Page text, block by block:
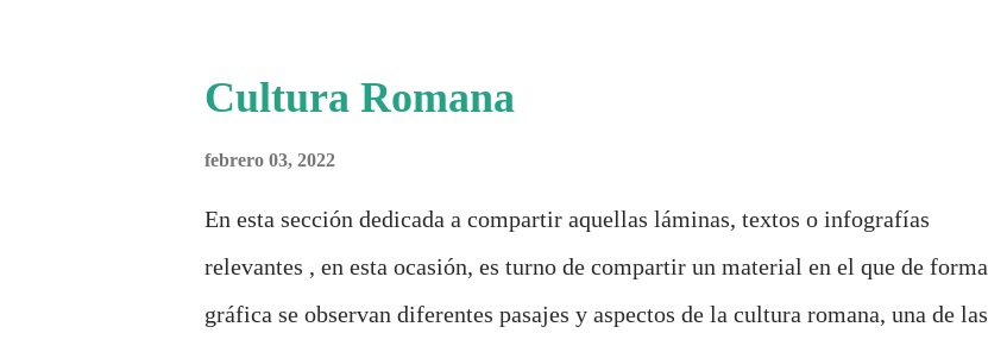
punto de quiebre?" Este especial de Pancracio Deportivo no busca decir
únicamente quién ganó o quién perdió. Busca responder si este Mundial marcó
un antes y un después en la forma de entender el deporte, la identidad nacional, la
globalización, la comercialización y el papel del fútbol como reflejo de nuestras
sociedades . Son 230 páginas de análisis, ilustraciones originales y ...
Cultura Romana
febrero 03, 2022
En esta sección dedicada a compartir aquellas láminas, textos o infografías
relevantes , en esta ocasión, es turno de compartir un material en el que de forma
gráfica se observan diferentes pasajes y aspectos de la cultura romana, una de las